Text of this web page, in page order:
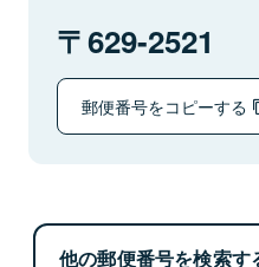
629-2521
郵便番号をコピーする
他の郵便番号を検索す